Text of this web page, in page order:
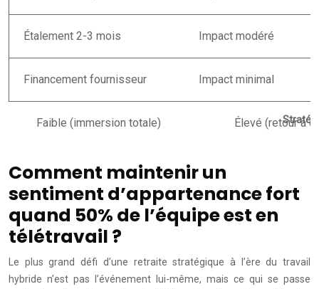
Étalement 2-3 mois Impact modéré
Financement fournisseur Impact minimal
Comment maintenir un
sentiment d’appartenance fort
quand 50% de l’équipe est en
télétravail ?
Le plus grand défi d’une retraite stratégique à l’ère du travail
hybride n’est pas l’événement lui-même, mais ce qui se passe